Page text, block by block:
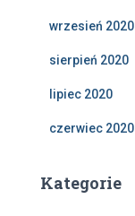
wrzesień 2020
sierpień 2020
lipiec 2020
czerwiec 2020
Kategorie